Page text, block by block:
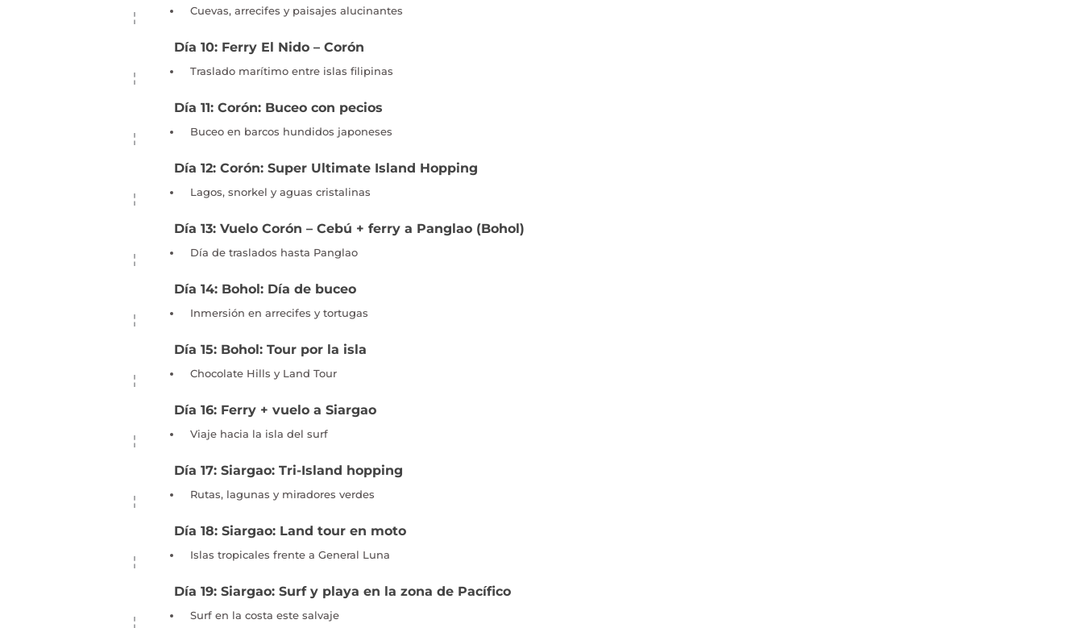
Cuevas, arrecifes y paisajes alucinantes
Día 10: Ferry El Nido – Corón
Traslado marítimo entre islas filipinas
Día 11: Corón: Buceo con pecios
Buceo en barcos hundidos japoneses
Día 12: Corón: Super Ultimate Island Hopping
Lagos, snorkel y aguas cristalinas
Día 13: Vuelo Corón – Cebú + ferry a Panglao (Bohol)
Día de traslados hasta Panglao
Día 14: Bohol: Día de buceo
Inmersión en arrecifes y tortugas
Día 15: Bohol: Tour por la isla
Chocolate Hills y Land Tour
Día 16: Ferry + vuelo a Siargao
Viaje hacia la isla del surf
Día 17: Siargao: Tri-Island hopping
Rutas, lagunas y miradores verdes
Día 18: Siargao: Land tour en moto
Islas tropicales frente a General Luna
Día 19: Siargao: Surf y playa en la zona de Pacífico
Surf en la costa este salvaje